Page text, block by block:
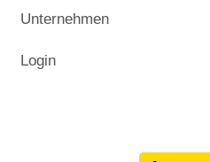
Unternehmen
Login